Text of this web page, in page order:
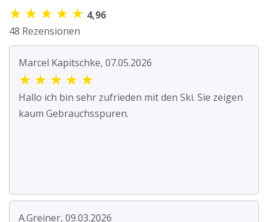
★ ★ ★ ★ ★ 4,96
48 Rezensionen
Marcel Kapitschke, 07.05.2026
★ ★ ★ ★ ★
Hallo ich bin sehr zufrieden mit den Ski. Sie zeigen
kaum Gebrauchsspuren.
A.Greiner, 09.03.2026